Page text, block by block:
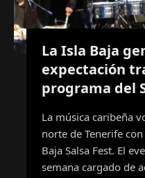
La Isla Baja
expectación
programa del
La música caribeña
norte de Tenerife
Baja Salsa Fest. El
semana cargado de